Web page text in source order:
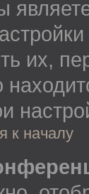
их,
к началу